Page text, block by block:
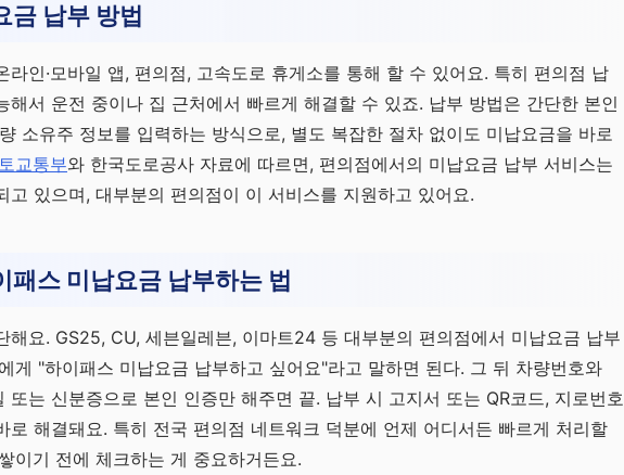
금 납부 방법
라인·모바일 앱, 편의점, 고속도로 휴게소를 통해 할 수 있어요. 특히 편의점 납
해서 운전 중이나 집 근처에서 빠르게 해결할 수 있죠. 납부 방법은 간단한 본인
소유주 정보를 입력하는 방식으로, 별도 복잡한 절차 없이도 미납요금을 바로
교통부와 한국도로공사 자료에 따르면, 편의점에서의 미납요금 납부 서비스는
고 있으며, 대부분의 편의점이 이 서비스를 지원하고 있어요.
패스 미납요금 납부하는 법
해요. GS25, CU, 세븐일레븐, 이마트24 등 대부분의 편의점에서 미납요금 납부
게 "하이패스 미납요금 납부하고 싶어요"라고 말하면 된다. 그 뒤 차량번호와
또는 신분증으로 본인 인증만 해주면 끝. 납부 시 고지서 또는 QR코드, 지로번호
로 해결돼요. 특히 전국 편의점 네트워크 덕분에 언제 어디서든 빠르게 처리할
이기 전에 체크하는 게 중요하거든요.